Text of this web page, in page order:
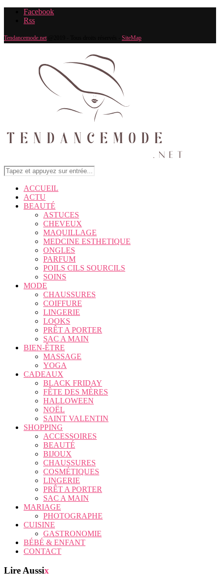
Facebook
Rss
Tendancemode.net@2019 - Tous droits réservés - SiteMap
ACCUEIL
ACTU
BEAUTÉ
ASTUCES
CHEVEUX
MAQUILLAGE
MEDCINE ESTHETIQUE
ONGLES
PARFUM
POILS CILS SOURCILS
SOINS
MODE
CHAUSSURES
COIFFURE
LINGERIE
LOOKS
PRÊT A PORTER
SAC A MAIN
BIEN-ÊTRE
MASSAGE
YOGA
CADEAUX
BLACK FRIDAY
FÊTE DES MÈRES
HALLOWEEN
NOËL
SAINT VALENTIN
SHOPPING
ACCESSOIRES
BEAUTÉ
BIJOUX
CHAUSSURES
COSMÉTIQUES
LINGERIE
PRÊT A PORTER
SAC A MAIN
MARIAGE
PHOTOGRAPHE
CUISINE
GASTRONOMIE
BÉBÉ & ENFANT
CONTACT
Lire Aussix